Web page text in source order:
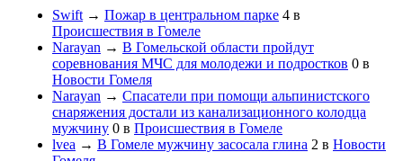
Swift → Пожар в центральном парке 4 в
Происшествия в Гомеле
Narayan → В Гомельской области пройдут
соревнования МЧС для молодежи и подростков 0 в
Новости Гомеля
Narayan → Спасатели при помощи альпинистского
снаряжения достали из канализационного колодца
мужчину 0 в Происшествия в Гомеле
lvea → В Гомеле мужчину засосала глина 2 в Новости